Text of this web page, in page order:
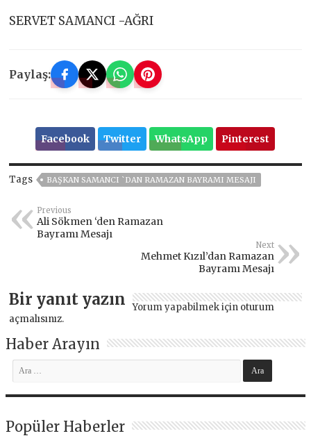
SERVET SAMANCI -AĞRI
Paylaş:
Facebook Twitter WhatsApp Pinterest
Tags BAŞKAN SAMANCI `DAN RAMAZAN BAYRAMI MESAJI
Previous
Ali Sökmen ‘den Ramazan
Bayramı Mesajı
Next
Mehmet Kızıl’dan Ramazan
Bayramı Mesajı
Bir yanıt yazın Yorum yapabilmek için oturum
açmalısınız.
Haber Arayın
Popüler Haberler